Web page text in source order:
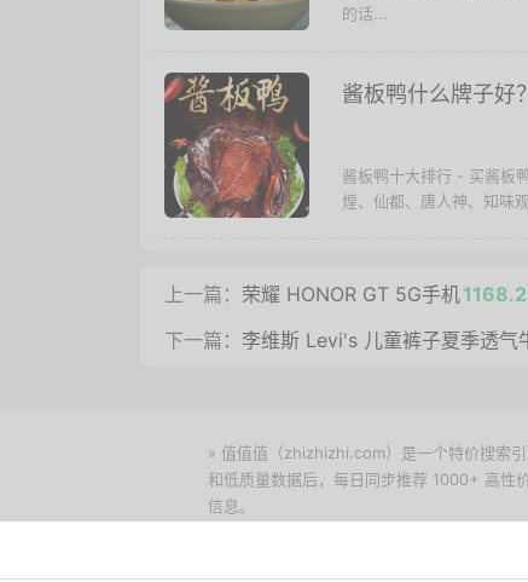
的话...
酱板鸭什么牌子好
酱板鸭十大排行 - 买酱板
煌、仙都、唐人神、知味
上一篇： 荣耀 HONOR GT 5G手机
下一篇： 李维斯 Levi's 儿童裤子夏季透
» 值值值（zhizhizhi.com）是一个特价搜索
和低质量数据后，每日同步推荐 1000+ 高性
信息。